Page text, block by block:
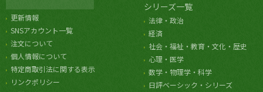
更新情報
SNSアカウント一覧
注文について
個人情報について
特定商取引法に関する表示
リンクポリシー
シリーズ一覧
法律・政治
経済
社会・福祉・教育・文化・歴史
心理・医学
数学・物理学・科学
日評ベーシック・シリーズ